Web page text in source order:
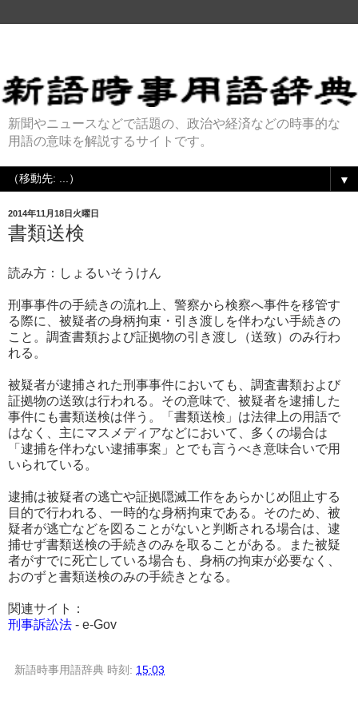
新聞やニュースなどで話題の、政治や経済などの時事的な
用語の意味を解説するサイトです。
▼
2014年11月18日火曜日
書類送検
読み方：しょるいそうけん
刑事事件の手続きの流れ上、警察から検察へ事件を移管す
る際に、被疑者の身柄拘束・引き渡しを伴わない手続きの
こと。調査書類および証拠物の引き渡し（送致）のみ行わ
れる。
被疑者が逮捕された刑事事件においても、調査書類および
証拠物の送致は行われる。その意味で、被疑者を逮捕した
事件にも書類送検は伴う。「書類送検」は法律上の用語で
はなく、主にマスメディアなどにおいて、多くの場合は
「逮捕を伴わない逮捕事案」とでも言うべき意味合いで用
いられている。
逮捕は被疑者の逃亡や証拠隠滅工作をあらかじめ阻止する
目的で行われる、一時的な身柄拘束である。そのため、被
疑者が逃亡などを図ることがないと判断される場合は、逮
捕せず書類送検の手続きのみを取ることがある。また被疑
者がすでに死亡している場合も、身柄の拘束が必要なく、
おのずと書類送検のみの手続きとなる。
関連サイト：
刑事訴訟法 - e-Gov
新語時事用語辞典 時刻: 15:03